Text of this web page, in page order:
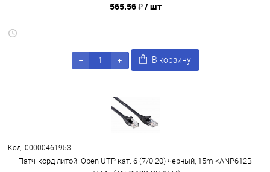
565.56 ₽/ шт
В корзину
Код: 00000461953
Патч-корд литой iOpen UTP кат. 6 (7/0.20) черный, 15m <ANP612B-